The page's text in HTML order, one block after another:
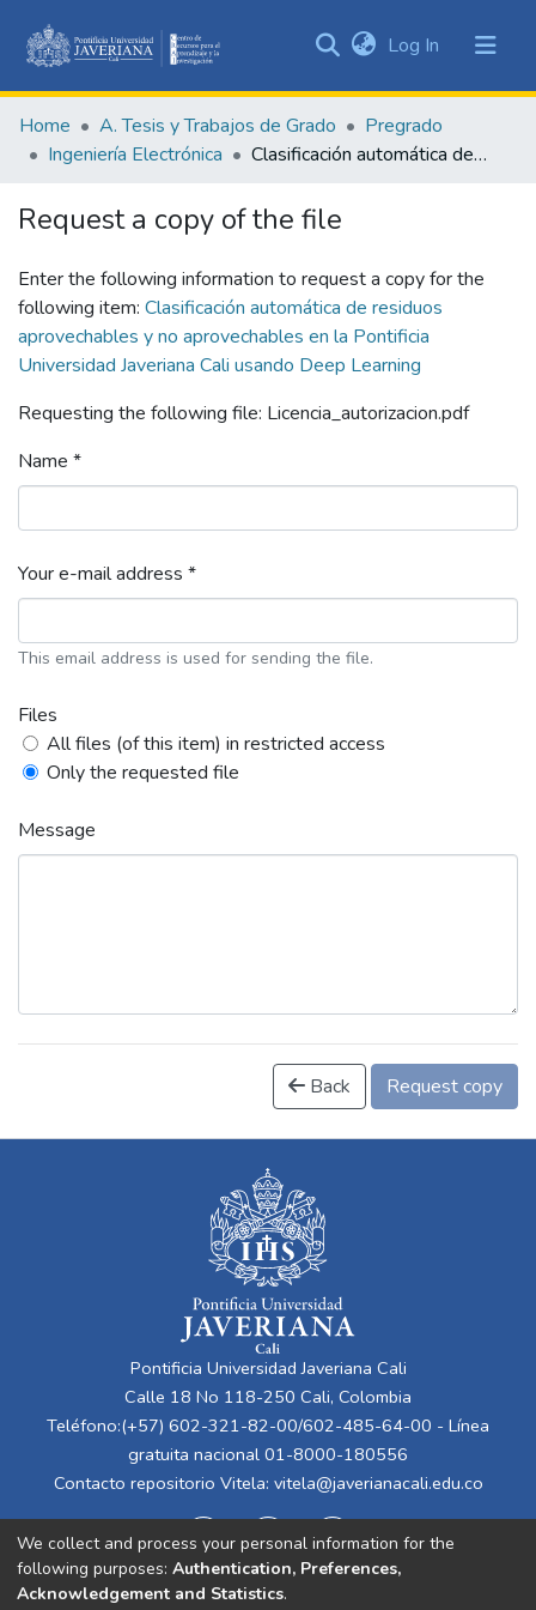
&
Collections
Log In (current)
Home A. Tesis y Trabajos de Grado
Pregrado
Ingeniería Electrónica
Clasificación automática de residuos aprovechables y no aprovechables en la Pontificia Universidad Javeriana Cali usando Deep Learning
Request a copy of the file
Enter the following information to request a copy for the
following item: Clasificación automática de residuos
aprovechables y no aprovechables en la Pontificia
Universidad Javeriana Cali usando Deep Learning
Requesting the following file: Licencia_autorizacion.pdf
Name *
Your e-mail address *
This email address is used for sending the file.
Files
All files (of this item) in restricted access
Only the requested file
Message
Back Request copy
Pontificia Universidad Javeriana Cali
Calle 18 No 118-250 Cali, Colombia
Teléfono:(+57) 602-321-82-00/602-485-64-00 - Línea
gratuita nacional 01-8000-180556
Contacto repositorio Vitela: vitela@javerianacali.edu.co
We collect and process your personal information for the
following purposes: Authentication, Preferences,
Acknowledgement and Statistics.